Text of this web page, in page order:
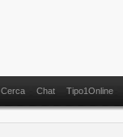
Cerca Chat Tipo1Online